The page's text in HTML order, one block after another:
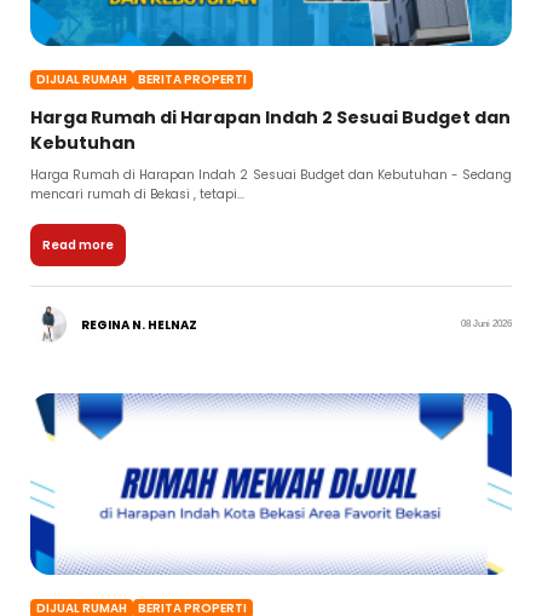
DIJUAL RUMAH BERITA PROPERTI
Harga Rumah di Harapan Indah 2 Sesuai Budget dan
Kebutuhan
Harga Rumah di Harapan Indah 2 Sesuai Budget dan Kebutuhan - Sedang
mencari rumah di Bekasi , tetapi...
Read more
REGINA N. HELNAZ 08 Juni 2026
DIJUAL RUMAH BERITA PROPERTI